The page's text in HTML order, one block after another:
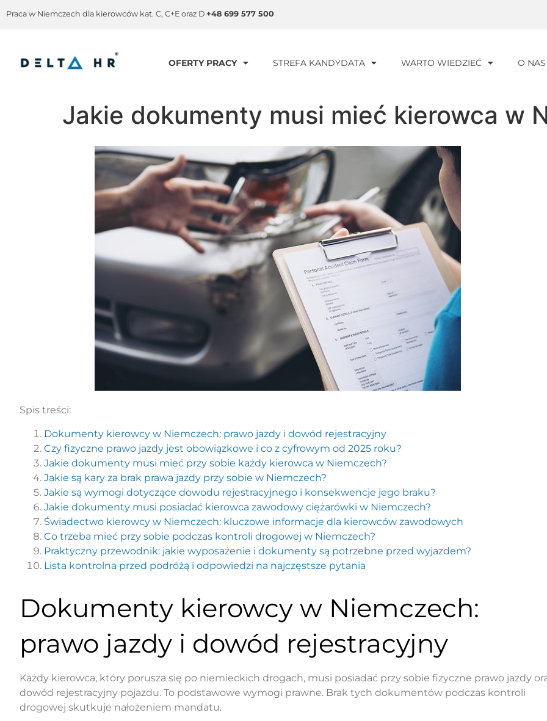
Praca w Niemczech dla kierowców kat. C, C+E oraz D +48 699 577 500
OFERTY PRACY STREFA KANDYDATA WARTO WIEDZIEĆ O NAS
Jakie dokumenty musi mieć kierowca w
Spis treści:
Dokumenty kierowcy w Niemczech: prawo jazdy i dowód rejestracyjny
Czy fizyczne prawo jazdy jest obowiązkowe i co z cyfrowym od 2025 roku?
Jakie dokumenty musi mieć przy sobie każdy kierowca w Niemczech?
Jakie są kary za brak prawa jazdy przy sobie w Niemczech?
Jakie są wymogi dotyczące dowodu rejestracyjnego i konsekwencje jego braku?
Jakie dokumenty musi posiadać kierowca zawodowy ciężarówki w Niemczech?
Świadectwo kierowcy w Niemczech: kluczowe informacje dla kierowców zawodowych
Co trzeba mieć przy sobie podczas kontroli drogowej w Niemczech?
Praktyczny przewodnik: jakie wyposażenie i dokumenty są potrzebne przed wyjazdem?
Lista kontrolna przed podróżą i odpowiedzi na najczęstsze pytania
Dokumenty kierowcy w Niemczech:
prawo jazdy i dowód rejestracyjny
Każdy kierowca, który porusza się po niemieckich drogach, musi posiadać przy sobie fizyczne prawo jazdy
dowód rejestracyjny pojazdu. To podstawowe wymogi prawne. Brak tych dokumentów podczas kontroli
drogowej skutkuje nałożeniem mandatu.